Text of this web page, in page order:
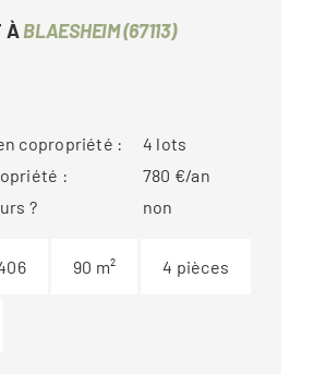
ÀBLAESHEIM (67113)
copropriété : 4 lots
:
780 €/an
?
non
90 m² 4 pièces